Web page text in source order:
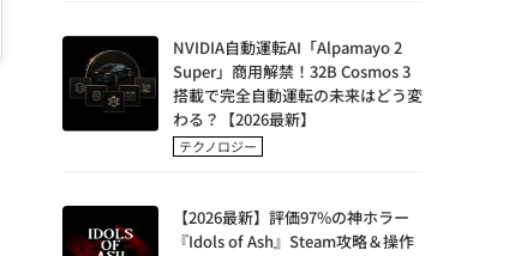
NVIDIA自動運転AI「Alpamayo 2
Super」商用解禁！32B Cosmos 3
搭載で完全自動運転の未来はどう変
わる？【2026最新】
テクノロジー
【2026最新】評価97%の神ホラー
『Idols of Ash』Steam攻略＆操作